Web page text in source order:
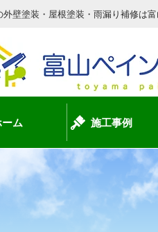
外壁塗装・屋根塗装・雨漏り補修は
ム 施工事例